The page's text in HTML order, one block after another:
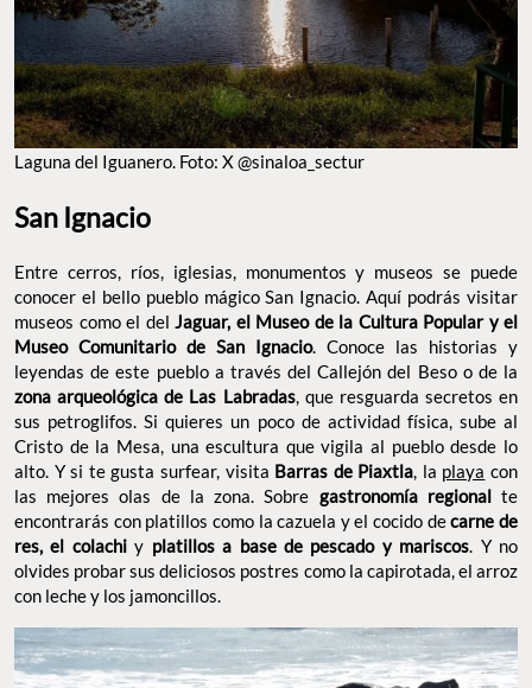
LAGUNA DEL IGUANERO. FOTO: X @SINALOA_SECTUR
San Ignacio
Entre cerros, ríos, iglesias, monumentos y museos se puede
conocer el bello pueblo mágico San Ignacio. Aquí podrás visitar
museos como el delJaguar, el Museo de la Cultura Popular y el
Museo Comunitario de San Ignacio. Conoce las historias y
zona arqueológica de Las Labradas
Cristo de la Mesa, una escultura que vigila al pueblo desde lo
alto. Y si te gusta surfear, visitaBarras de Piaxtla, laplayacon
las mejores olas de la zona. Sobre gastronomía regionalte
encontrarás con platillos como la cazuela y el cocido decarne de
res, el colachiy platillos a base de pescado y mariscos. Y no
olvides probar sus deliciosos postres como la capirotada, el arroz
con leche y los jamoncillos.